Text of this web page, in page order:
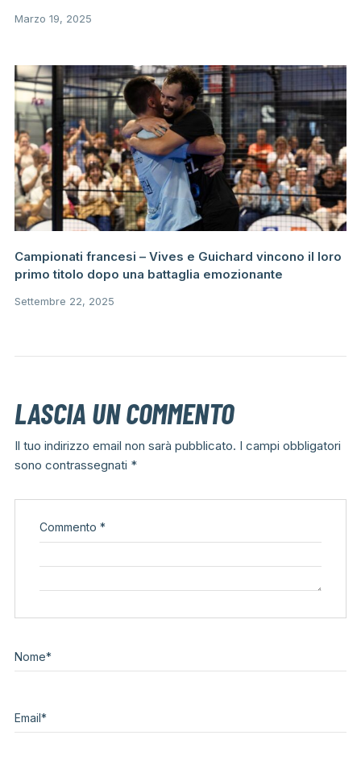
Marzo 19, 2025
Campionati francesi – Vives e Guichard vincono il loro
primo titolo dopo una battaglia emozionante
Settembre 22, 2025
LASCIA UN COMMENTO
Il tuo indirizzo email non sarà pubblicato. I campi obbligatori
sono contrassegnati *
Commento *
Nome*
Email*